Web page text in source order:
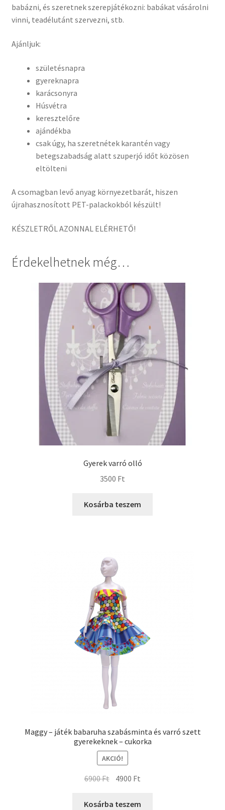
babázni, és szeretnek szerepjátékozni: babákat vásárolni
vinni, teadélutánt szervezni, stb.
Ajánljuk:
születésnapra
gyereknapra
karácsonyra
Húsvétra
keresztelőre
ajándékba
csak úgy, ha szeretnétek karantén vagy
betegszabadság alatt szuperjó időt közösen
eltölteni
A csomagban levő anyag környezetbarát, hiszen
újrahasznosított PET-palackokból készült!
KÉSZLETRŐL AZONNAL ELÉRHETŐ!
Érdekelhetnek még…
Gyerek varró olló
3500 Ft
Kosárba teszem
Maggy – játék babaruha szabásminta és varró szett
gyerekeknek – cukorka
AKCIÓ!
6900Ft 4900 Ft
Kosárba teszem